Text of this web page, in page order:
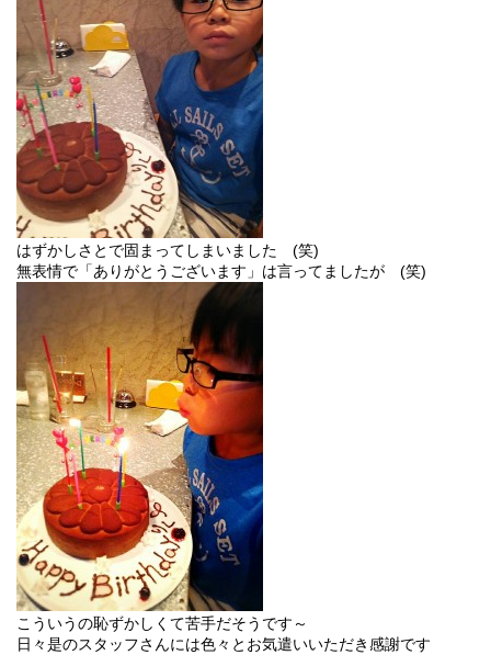
はずかしさとで固まってしまいました (笑)
無表情で「ありがとうございます」は言ってましたが (笑)
こういうの恥ずかしくて苦手だそうです～
日々是のスタッフさんには色々とお気遣いいただき感謝です